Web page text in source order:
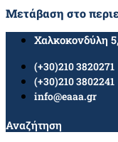
Μετάβαση στο
Χαλκοκονδύλη
(+30)210 3820271
(+30)210 3802241
info@eaaa.gr
Αναζήτηση